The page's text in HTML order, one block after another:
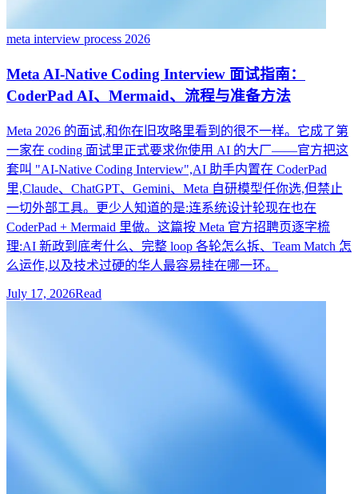
meta interview process 2026
Meta AI-Native Coding Interview 面试指南：
CoderPad AI、Mermaid、流程与准备方法
Meta 2026 的面试,和你在旧攻略里看到的很不一样。它成了第
一家在 coding 面试里正式要求你使用 AI 的大厂——官方把这
套叫 "AI-Native Coding Interview",AI 助手内置在 CoderPad
里,Claude、ChatGPT、Gemini、Meta 自研模型任你选,但禁止
一切外部工具。更少人知道的是:连系统设计轮现在也在
CoderPad + Mermaid 里做。这篇按 Meta 官方招聘页逐字梳
理:AI 新政到底考什么、完整 loop 各轮怎么拆、Team Match 怎
么运作,以及技术过硬的华人最容易挂在哪一环。
July 17, 2026Read